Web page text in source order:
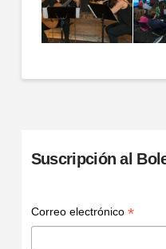
Suscripción al
Correo electrónico *